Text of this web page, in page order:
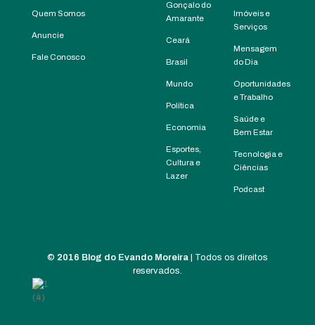
Quem Somos
Anuncie
Fale Conosco
Gonçalo do
Amarante
Ceará
Brasil
Mundo
Política
Economia
Esportes,
Cultura e
Lazer
Imóveis e
Serviços
Mensagem
do Dia
Oportunidades
e Trabalho
Saúde e
Bem Estar
Tecnologia e
Ciências
Podcast
© 2016 Blog do Evando Moreira | Todos os direitos
reservados.